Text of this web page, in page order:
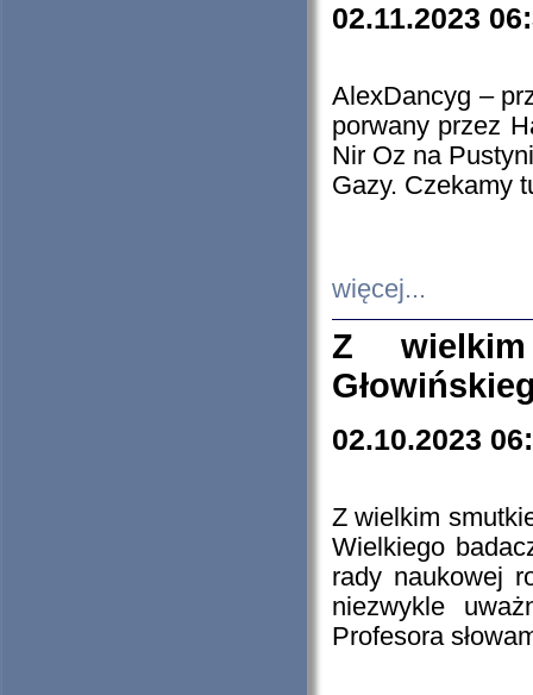
02.11.2023
AlexDancyg –
porwany przez
Nir Oz na
Gazy. Czekamy
więcej...
Z
02.10.2023
Z wielkim
Wielkiego
rady naukowej
niezwykle
Profesora